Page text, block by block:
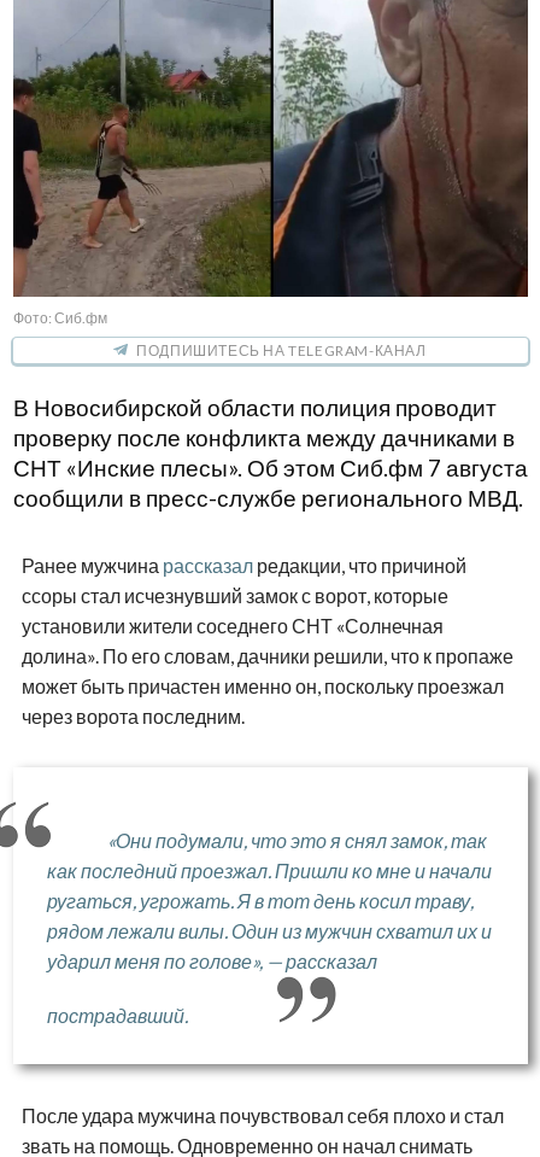
Фото: Сиб.фм
ПОДПИШИТЕСЬ НА TELEGRAM-КАНАЛ
В Новосибирской области полиция проводит
проверку после конфликта между дачниками в
СНТ «Инские плесы». Об этом Сиб.фм 7 августа
сообщили в пресс-службе регионального МВД.
Ранее мужчина рассказалредакции, что причиной
ссоры стал исчезнувший замок с ворот, которые
установили жители соседнего СНТ «Солнечная
долина». По его словам, дачники решили, что к пропаже
может быть причастен именно он, поскольку проезжал
через ворота последним.
«Они подумали, что это я снял замок, так
как последний проезжал. Пришли ко мне и начали
ругаться, угрожать. Я в тот день косил траву,
рядом лежали вилы. Один из мужчин схватил их и
ударил меня по голове», — рассказал
пострадавший.
После удара мужчина почувствовал себя плохо и стал
звать на помощь. Одновременно он начал снимать